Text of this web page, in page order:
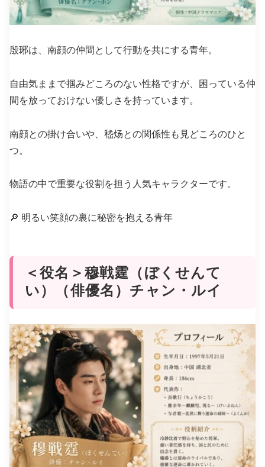
殷琊は、南顔の仲間として行動を共にする青年。
自由気ままで掴みどころのない性格ですが、困っている仲
間を放っておけない優しさを持っています。
南顔との掛け合いや、嵇炀との関係性も見どころのひと
つ。
物語の中で重要な役割を担う人気キャラクターです。
🔎 明るい笑顔の裏に秘密を抱える青年
＜役名＞穆戦霆（ぼくせんて
い）（俳優名）チャン・ルイ